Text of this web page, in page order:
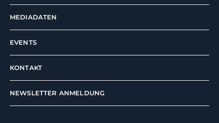
MEDIADATEN
EVENTS
KONTAKT
NEWSLETTER ANMELDUNG